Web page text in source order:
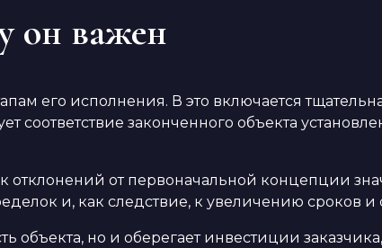
он важен
его исполнения. В это включается
соответствие законченного объекта
от первоначальной концепции
и, как следствие, к увеличению сроков и
объекта, но и оберегает инвестиции